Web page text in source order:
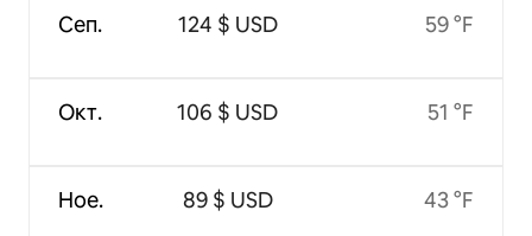
Сеп.
Окт.
Ное.
124 $ USD
106 $ USD
89 $ USD
59 °F
51 °F
43 °F